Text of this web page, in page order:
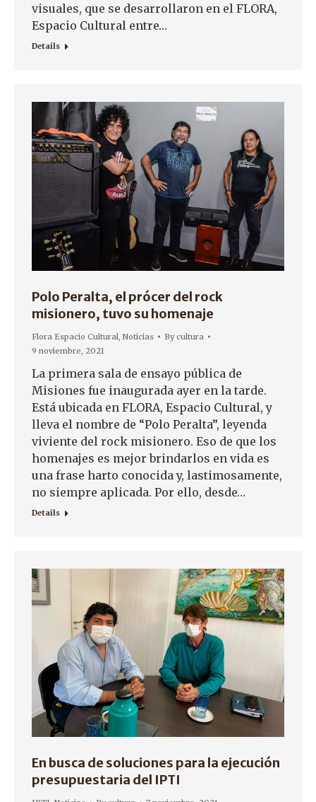
visuales, que se desarrollaron en el FLORA,
Espacio Cultural entre…
Details
Polo Peralta, el prócer del rock
misionero, tuvo su homenaje
Flora Espacio Cultural Noticias Bycultura
9 noviembre, 2021
La primera sala de ensayo pública de
Misiones fue inaugurada ayer en la tarde.
Está ubicada en FLORA, Espacio Cultural, y
lleva el nombre de “Polo Peralta”, leyenda
viviente del rock misionero. Eso de que los
homenajes es mejor brindarlos en vida es
una frase harto conocida y, lastimosamente,
no siempre aplicada. Por ello, desde…
Details
En busca de soluciones para la ejecución
presupuestaria del IPTI